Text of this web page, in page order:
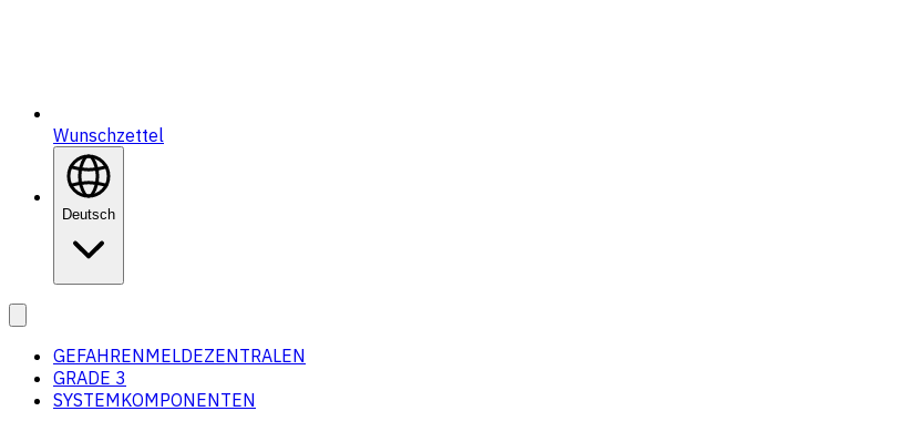
Wunschzettel
Deutsch
GEFAHRENMELDEZENTRALEN
GRADE 3
SYSTEMKOMPONENTEN